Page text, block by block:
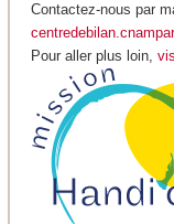
Contactez-nous par
Pour aller plus loin,